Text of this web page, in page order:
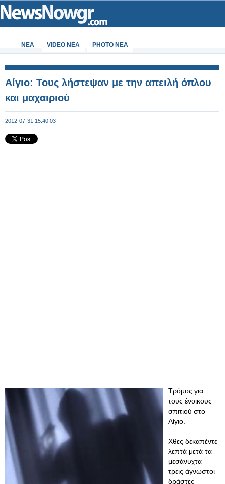
ΝΕΑ VIDEO NEA PHOTO NEA
Αίγιο: Τους λήστεψαν με την απειλή όπλου
και μαχαιριού
2012-07-31 15:40:03
Τρόμος για
τους ένοικους
σπιτιού στο
Αίγιο.
Χθες δεκαπέντε
λεπτά μετά τα
μεσάνυχτα
τρεις άγνωστοι
δράστες